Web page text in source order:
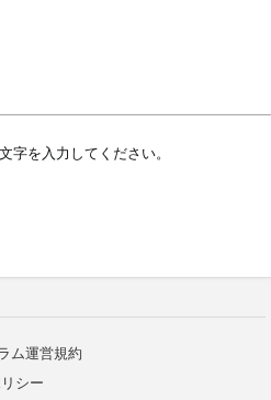
字を入力してください。
ム運営規約
シー